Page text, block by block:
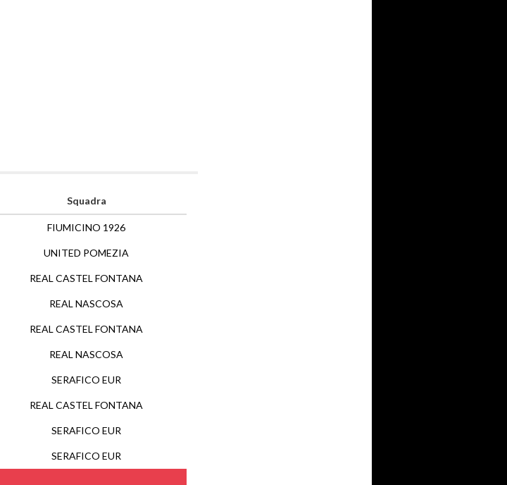
Squadra
FIUMICINO 1926
UNITED POMEZIA
REAL CASTEL FONTANA
REAL NASCOSA
REAL CASTEL FONTANA
REAL NASCOSA
SERAFICO EUR
REAL CASTEL FONTANA
SERAFICO EUR
SERAFICO EUR